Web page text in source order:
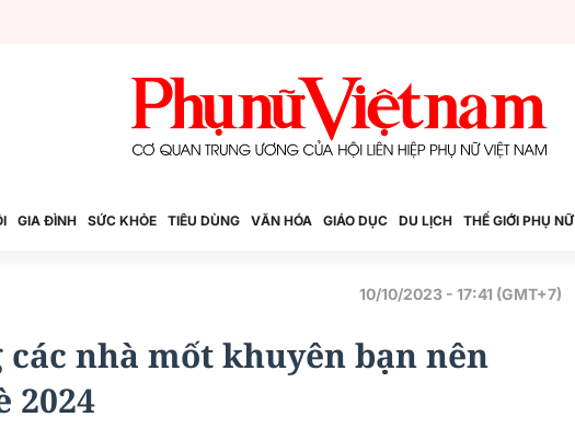
GIA ĐÌNH SỨC KHỎE TIÊU DÙNG VĂN HÓA GIÁO DỤC DU LỊCH THẾ GIỚI PHỤ NỮ
10/10/2023 - 17:41 (GMT+7)
nhà mốt khuyên bạn nên
2024